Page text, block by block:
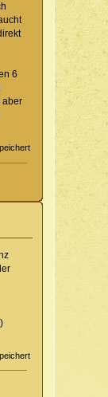
6
aber